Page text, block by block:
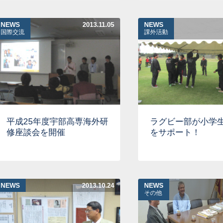
NEWS
国際交流
2013.11.05
平成25年度宇部高専海外研
修座談会を開催
NEWS
課外活動
ラグビー部が小学
をサポート！
NEWS 2013.10.24 NEWS
その他